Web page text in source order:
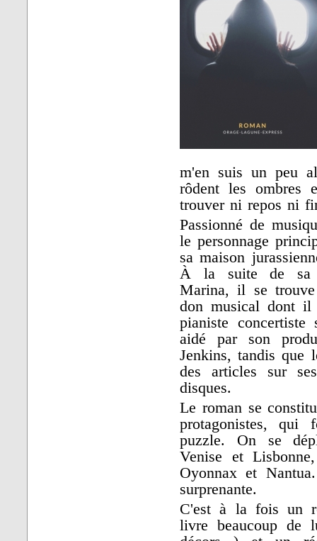
m'en suis un peu
rôdent les ombres
trouver ni repos ni
Passionné de
le personnage
sa maison
À la suite de sa
Marina, il se trouve
don musical dont il
pianiste
aidé par son
Jenkins, tandis que
des articles sur
disques.
Le roman se
protagonistes, qui
puzzle. On se
Venise et
Oyonnax et
surprenante.
C'est à la fois un
livre beaucoup de